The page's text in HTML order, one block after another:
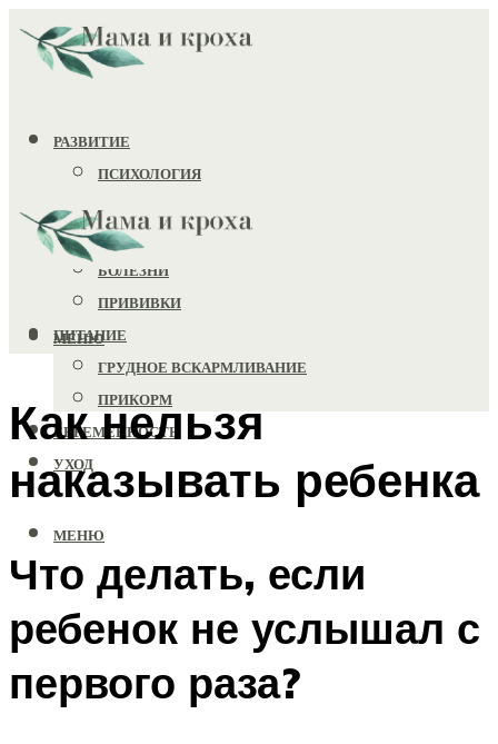
РАЗВИТИЕ
ПСИХОЛОГИЯ
ИГРУШКИ
ЗДОРОВЬЕ
БОЛЕЗНИ
ПРИВИВКИ
ПИТАНИЕ
ГРУДНОЕ ВСКАРМЛИВАНИЕ
ПРИКОРМ
БЕРЕМЕННОСТЬ
УХОД
МЕНЮ
МЕНЮ
Как нельзя
наказывать ребенка
Что делать, если
ребенок не услышал с
первого раза?